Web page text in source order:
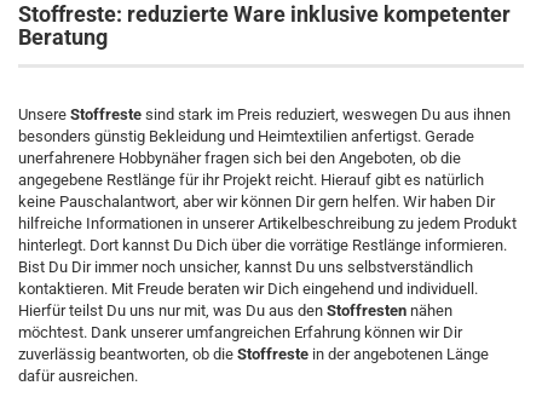
Stoffreste: reduzierte Ware inklusive kompetenter
Beratung
Unsere Stoffreste sind stark im Preis reduziert, weswegen Du aus ihnen
besonders günstig Bekleidung und Heimtextilien anfertigst. Gerade
unerfahrenere Hobbynäher fragen sich bei den Angeboten, ob die
angegebene Restlänge für ihr Projekt reicht. Hierauf gibt es natürlich
keine Pauschalantwort, aber wir können Dir gern helfen. Wir haben Dir
hilfreiche Informationen in unserer Artikelbeschreibung zu jedem Produkt
hinterlegt. Dort kannst Du Dich über die vorrätige Restlänge informieren.
Bist Du Dir immer noch unsicher, kannst Du uns selbstverständlich
kontaktieren. Mit Freude beraten wir Dich eingehend und individuell.
Hierfür teilst Du uns nur mit, was Du aus den Stoffresten nähen
möchtest. Dank unserer umfangreichen Erfahrung können wir Dir
zuverlässig beantworten, ob die Stoffreste in der angebotenen Länge
dafür ausreichen.